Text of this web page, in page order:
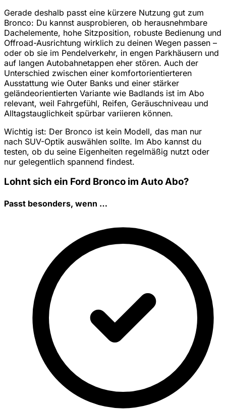
Gerade deshalb passt eine kürzere Nutzung gut zum
Bronco: Du kannst ausprobieren, ob herausnehmbare
Dachelemente, hohe Sitzposition, robuste Bedienung und
Offroad-Ausrichtung wirklich zu deinen Wegen passen –
oder ob sie im Pendelverkehr, in engen Parkhäusern und
auf langen Autobahnetappen eher stören. Auch der
Unterschied zwischen einer komfortorientierteren
Ausstattung wie Outer Banks und einer stärker
geländeorientierten Variante wie Badlands ist im Abo
relevant, weil Fahrgefühl, Reifen, Geräuschniveau und
Alltagstauglichkeit spürbar variieren können.
Wichtig ist: Der Bronco ist kein Modell, das man nur
nach SUV-Optik auswählen sollte. Im Abo kannst du
testen, ob du seine Eigenheiten regelmäßig nutzt oder
nur gelegentlich spannend findest.
Lohnt sich ein Ford Bronco im Auto Abo?
Passt besonders, wenn …